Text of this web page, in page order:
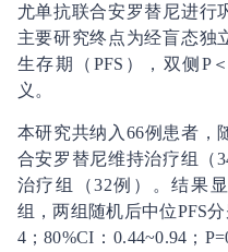
尤单抗联合安罗替尼进行
主要研究终点为经盲态独
生存期（PFS），双侧P
义。
本研究共纳入66例患者，
合安罗替尼维持治疗组（
治疗组（32例）。结果
组，两组随机后中位PFS
4；80%CI：0.44~0.94；